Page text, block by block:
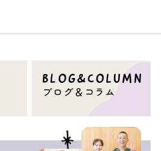
BLOG&COLUMN
ブログ＆コラム